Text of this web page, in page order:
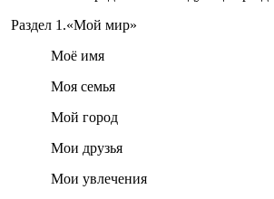
Раздел 1.«Мой мир»
Моё имя
Моя семья
Мой город
Мои друзья
Мои увлечения